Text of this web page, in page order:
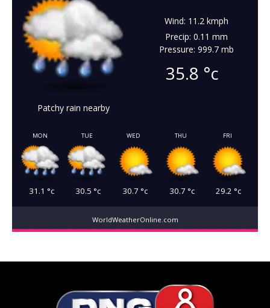
Patchy rain nearby
Wind: 11.2 kmph
Precip: 0.11 mm
Pressure: 999.7 mb
35.8 °c
MON
31.1 °c
TUE
30.5 °c
WED
30.7 °c
THU
30.7 °c
FRI
29.2 °c
WorldWeatherOnline.com